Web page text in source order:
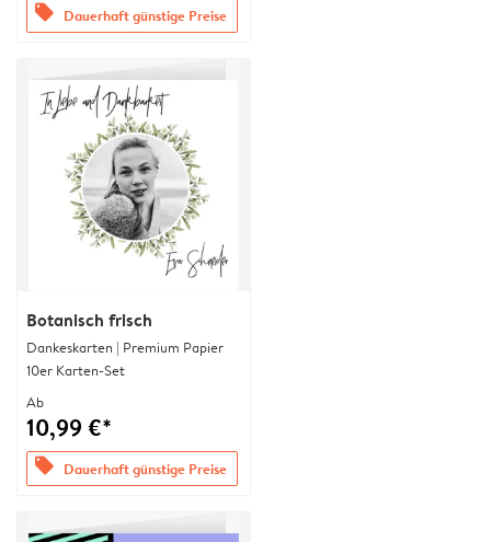
offers Dauerhaft günstige Preise
Botanisch frisch
Dankeskarten | Premium Papier
10er Karten-Set
Ab
10,99 €*
offers Dauerhaft günstige Preise